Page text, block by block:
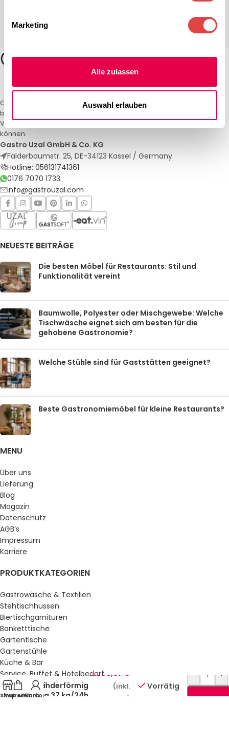
Marketing
Alle zulassen
Auswahl erlauben
Gastro Uzal – Ihr Spezialist für Gastronomiemöbel und -textilien. Wir
bieten maßgeschneiderte Lösungen für Restaurants, Hotels und
Veranstaltungen. Qualität und Service, auf die Sie sich verlassen
können.
Gastro Uzal GmbH & Co. KG
Falderbaumstr. 25, DE-34123 Kassel / Germany
Hotline: 056131741361
0176 7070 1733
info@gastrouzal.com
NEUESTE BEITRÄGE
Die besten Möbel für Restaurants: Stil und
Funktionalität vereint
Baumwolle, Polyester oder Mischgewebe: Welche
Tischwäsche eignet sich am besten für die
gehobene Gastronomie?
Welche Stühle sind für Gaststätten geeignet?
Beste Gastronomiemöbel für kleine Restaurants?
MENU
Über uns
Lieferung
Blog
Magazin
Datenschutz
AGB’s
Impressum
Karriere
PRODUKTKATEGORIEN
Gastrowäsche & Textilien
Stehtischhussen
Biertischgarnituren
Banketttische
Gartentische
Gartenstühle
Küche & Bar
Service, Buffet & Hotelbedarf
Gastromöbel
Schulmöbel
Shop
Warenkorb
Mein Konto
Eisbereiter
Luftkühlung
Eis
zylinderförmig
22 g 37 kg/24h
3.568,81 €
(inkl.
MwSt.)
Vorrätig
- +